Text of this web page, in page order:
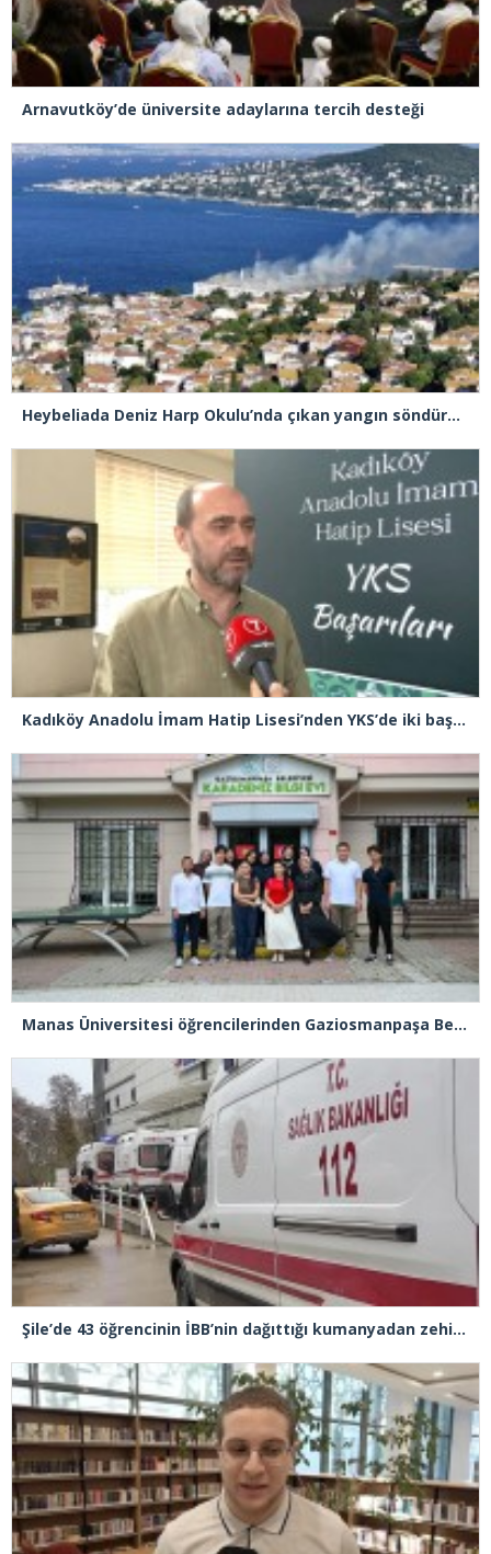
Arnavutköy’de üniversite adaylarına tercih desteği
Heybeliada Deniz Harp Okulu’nda çıkan yangın söndürüldü
Kadıköy Anadolu İmam Hatip Lisesi’nden YKS’de iki başarı birden
Manas Üniversitesi öğrencilerinden Gaziosmanpaşa Belediyesi’ne ziyaret
Şile’de 43 öğrencinin İBB’nin dağıttığı kumanyadan zehirlendiği iddiasıyla 4 şüpheliye 10 yıla kadar hapis talebi